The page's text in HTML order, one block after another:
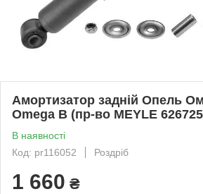
Амортизатор задній Опель
Omega B (пр-во MEYLE
В наявності
Код: pr116052
Роздріб
1 660 ₴